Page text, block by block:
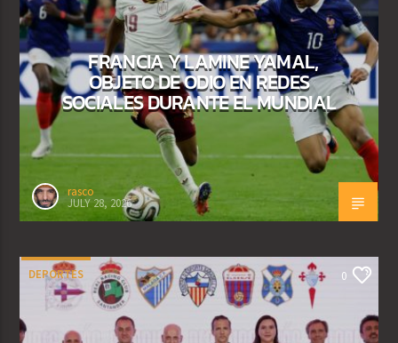
FRANCIA Y LAMINE YAMAL,
OBJETO DE ODIO EN REDES
SOCIALES DURANTE EL MUNDIAL
rasco
JULY 28, 2026
DEPORTES 0